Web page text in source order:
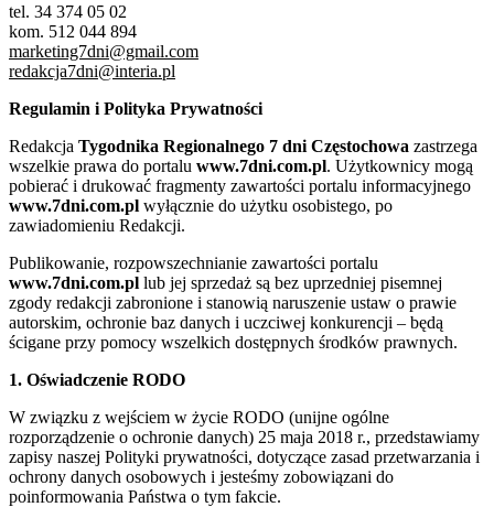
tel. 34 374 05 02
kom. 512 044 894
marketing7dni@gmail.com
redakcja7dni@interia.pl
Regulamin i Polityka Prywatności
Redakcja Tygodnika Regionalnego 7 dni Częstochowa zastrzega
wszelkie prawa do portalu www.7dni.com.pl. Użytkownicy mogą
pobierać i drukować fragmenty zawartości portalu informacyjnego
www.7dni.com.pl wyłącznie do użytku osobistego, po
zawiadomieniu Redakcji.
Publikowanie, rozpowszechnianie zawartości portalu
www.7dni.com.pl lub jej sprzedaż są bez uprzedniej pisemnej
zgody redakcji zabronione i stanowią naruszenie ustaw o prawie
autorskim, ochronie baz danych i uczciwej konkurencji – będą
ścigane przy pomocy wszelkich dostępnych środków prawnych.
1. Oświadczenie RODO
W związku z wejściem w życie RODO (unijne ogólne
rozporządzenie o ochronie danych) 25 maja 2018 r., przedstawiamy
zapisy naszej Polityki prywatności, dotyczące zasad przetwarzania i
ochrony danych osobowych i jesteśmy zobowiązani do
poinformowania Państwa o tym fakcie.